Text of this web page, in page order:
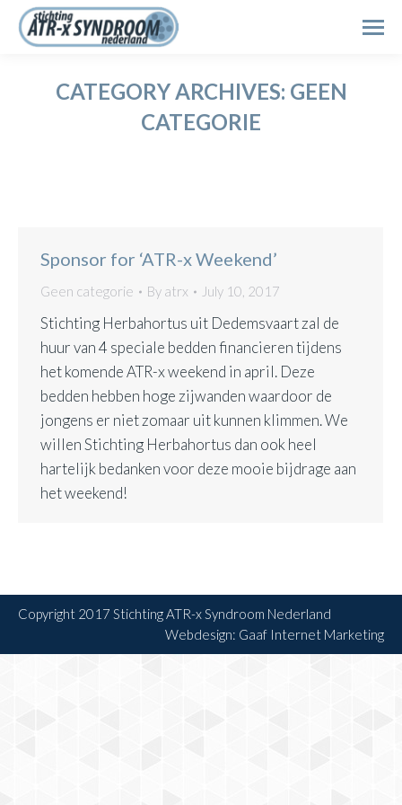
Search:
CATEGORY ARCHIVES: GEEN
CATEGORIE
Sponsor for ‘ATR-x Weekend’
Geen categorie By atrx July 10, 2017
Stichting Herbahortus uit Dedemsvaart zal de
huur van 4 speciale bedden financieren tijdens
het komende ATR-x weekend in april. Deze
bedden hebben hoge zijwanden waardoor de
jongens er niet zomaar uit kunnen klimmen. We
willen Stichting Herbahortus dan ook heel
hartelijk bedanken voor deze mooie bijdrage aan
het weekend!
Copyright 2017 Stichting ATR-x Syndroom Nederland
Webdesign: Gaaf Internet Marketing